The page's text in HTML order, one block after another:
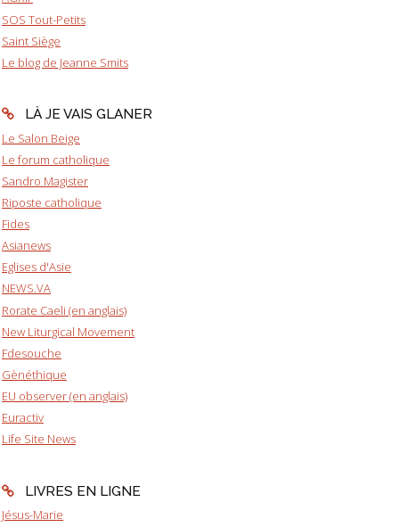
SOS Tout-Petits
Saint Siège
Le blog de Jeanne Smits
LÀ JE VAIS GLANER
Le Salon Beige
Le forum catholique
Sandro Magister
Riposte catholique
Fides
Asianews
Eglises d'Asie
NEWS.VA
Rorate Caeli (en anglais)
New Liturgical Movement
Fdesouche
Gènéthique
EU observer (en anglais)
Euractiv
Life Site News
LIVRES EN LIGNE
Jésus-Marie